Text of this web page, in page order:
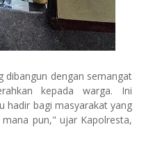
dibangun dengan semangat
kepada warga. Ini
hadir bagi masyarakat yang
pun," ujar Kapolresta,